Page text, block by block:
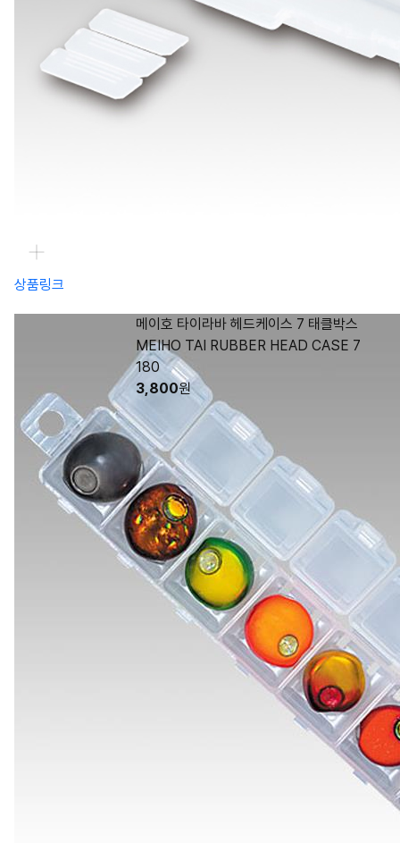
상품링크
메이호 타이라바 헤드케이스 7 태클박스
MEIHO TAI RUBBER HEAD CASE 7
180
3,800원